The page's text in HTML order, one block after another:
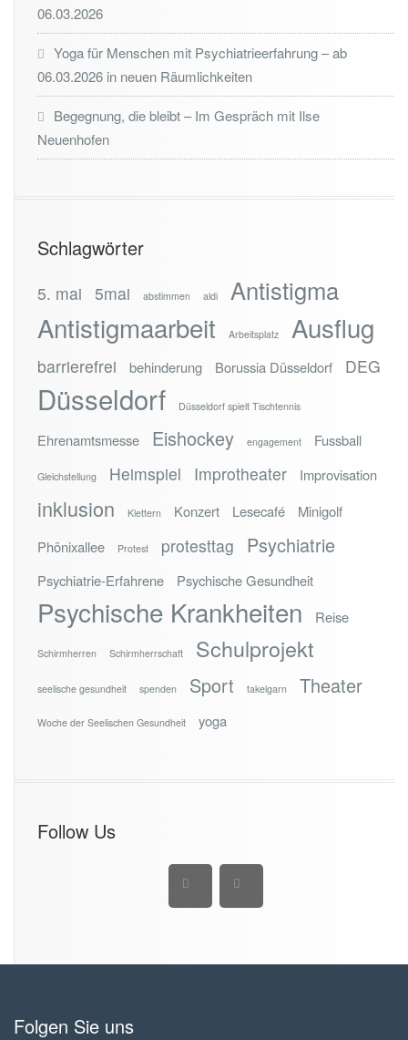
06.03.2026
Yoga für Menschen mit Psychiatrieerfahrung – ab
06.03.2026 in neuen Räumlichkeiten
Begegnung, die bleibt – Im Gespräch mit Ilse
Neuenhofen
Schlagwörter
5. mai 5mai abstimmen aldi Antistigma
Antistigmaarbeit Arbeitsplatz Ausflug
barrierefrei behinderung Borussia Düsseldorf DEG
Düsseldorf Düsseldorf spielt Tischtennis
Ehrenamtsmesse Eishockey engagement Fussball
Gleichstellung Heimspiel Improtheater Improvisation
inklusion Klettern Konzert Lesecafé
Minigolf
Phönixallee
Protest protesttag Psychiatrie
Psychiatrie-Erfahrene Psychische Gesundheit
Psychische Krankheiten Reise
Schirmherren Schirmherrschaft Schulprojekt
seelische gesundheit spenden Sport takelgarn Theater
Woche der Seelischen Gesundheit yoga
Follow Us
Folgen Sie uns